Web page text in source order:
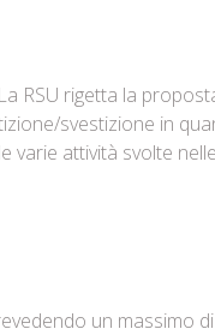
RSU rigetta la
svestizione in
attività svolte
un massimo